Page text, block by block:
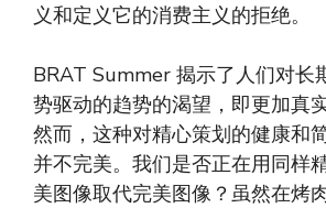
义和定义它的消费主义的拒绝。
BRAT Summer 揭示了人们对长
势驱动的趋势的渴望，即更加真
然而，这种对精心策划的健康和
并不完美。我们是否正在用同样
美图像取代完美图像？虽然在烤